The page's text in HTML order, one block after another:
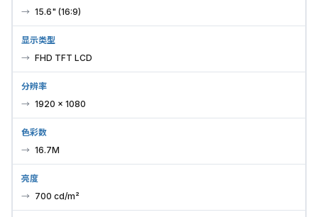
15.6" (16:9)
显示类型
FHD TFT LCD
分辨率
1920 × 1080
色彩数
16.7M
亮度
700 cd/m²